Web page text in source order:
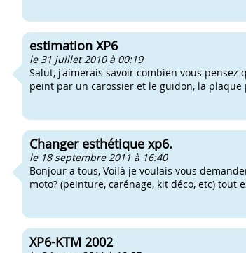
estimation XP6
le 31 juillet 2010 à 00:19
Salut, j'aimerais savoir combien vous pensez
peint par un carossier et le guidon, la
Changer esthétique xp6.
le 18 septembre 2011 à 16:40
Bonjour a tous, Voilà je voulais vous
moto? (peinture, carénage, kit déco, etc) tout
XP6-KTM 2002